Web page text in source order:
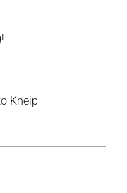
Kneip